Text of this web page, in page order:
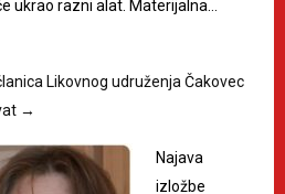
ukrao razni alat. Materijalna…
Likovnog udruženja Čakovec
→
Najava
izložbe